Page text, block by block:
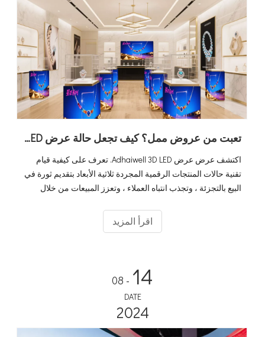
تعبت من عروض ممل؟ كيف تجعل حالة عرض LED ثلاثية الأبعاد منتجاتك تبرز
اكتشف عرض عرض Adhaiwell 3D LED. تعرف على كيفية قيام
تقنية حالات المنتجات الرقمية المجردة ثلاثية الأبعاد بتقديم ثورة في
البيع بالتجزئة ، وتجذب انتباه العملاء ، وتعزز المبيعات من خلال
اقرأ المزيد
14
- 08
DATE
2024